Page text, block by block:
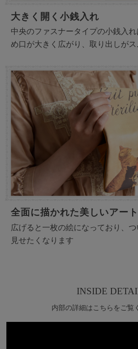
大きく開く小銭入れ
中央のファスナータイプの小銭入
め口が大きく広がり、取り出しがス
全面に描かれた美しいアート
広げると一枚の絵になっており、
見せたくなります
INSIDE
内部の詳細はこちらをご覧